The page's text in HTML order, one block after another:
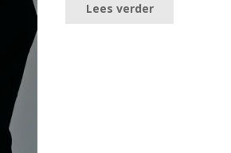
Lees verder